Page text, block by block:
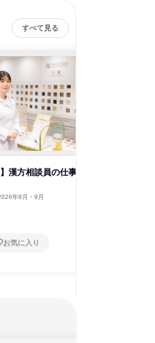
すべて見る
】漢方相談員の仕事
年8月・9月
お気に入り